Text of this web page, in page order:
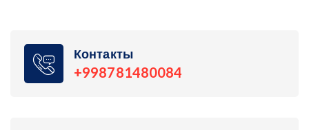
Контакты
+998781480084